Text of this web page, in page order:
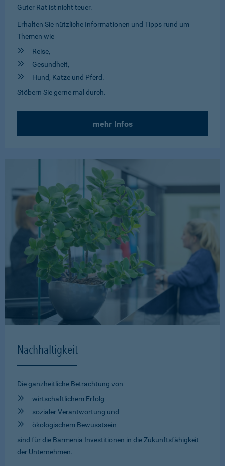
Guter Rat ist nicht teuer.
Erhalten Sie nützliche Informationen und Tipps rund um
Themen wie
Reise,
Gesundheit,
Hund, Katze und Pferd.
Stöbern Sie gerne mal durch.
mehr Infos
Nachhaltigkeit
Die ganzheitliche Betrachtung von
wirtschaftlichem Erfolg
sozialer Verantwortung und
ökologischem Bewusstsein
sind für die Barmenia Investitionen in die Zukunftsfähigkeit
der Unternehmen.